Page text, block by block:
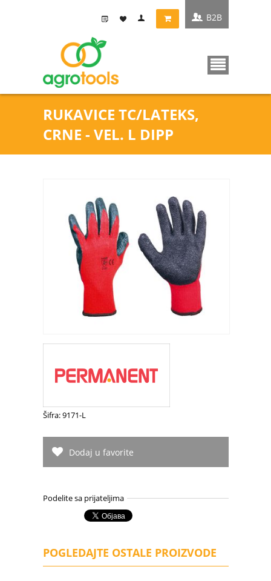
RUKAVICE TC/LATEKS,
CRNE - VEL. L DIPP
B2B
Šifra: 9171-L
Dodaj u favorite
Podelite sa prijateljima
POGLEDAJTE OSTALE PROIZVODE